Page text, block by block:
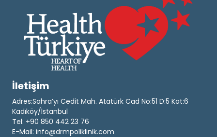
İletişim
Adres:Sahra’yı Cedit Mah. Atatürk Cad No:51 D:5 Kat:6
Kadıköy/İstanbul
Tel: +90 850 442 23 76
E-Mail: info@drmpoliklinik.com